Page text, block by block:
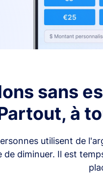
sans
à
utilisent de
de diminuer. Il est